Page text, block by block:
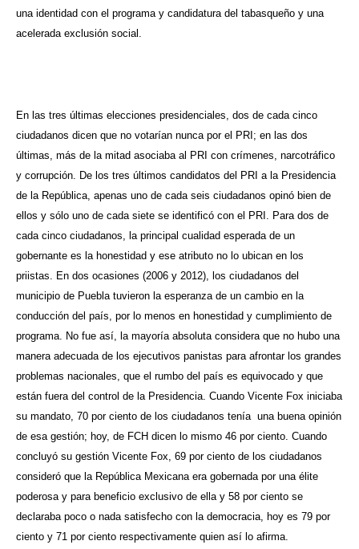
una identidad con el programa y candidatura del tabasqueño y una
acelerada exclusión social.
En las tres últimas elecciones presidenciales, dos de cada cinco
ciudadanos dicen que no votarían nunca por el PRI; en las dos
últimas, más de la mitad asociaba al PRI con crímenes, narcotráfico
y corrupción. De los tres últimos candidatos del PRI a la Presidencia
de la República, apenas uno de cada seis ciudadanos opinó bien de
ellos y sólo uno de cada siete se identificó con el PRI. Para dos de
cada cinco ciudadanos, la principal cualidad esperada de un
gobernante es la honestidad y ese atributo no lo ubican en los
priistas. En dos ocasiones (2006 y 2012), los ciudadanos del
municipio de Puebla tuvieron la esperanza de un cambio en la
conducción del país, por lo menos en honestidad y cumplimiento de
programa. No fue así, la mayoría absoluta considera que no hubo una
manera adecuada de los ejecutivos panistas para afrontar los grandes
problemas nacionales, que el rumbo del país es equivocado y que
están fuera del control de la Presidencia. Cuando Vicente Fox iniciaba
su mandato, 70 por ciento de los ciudadanos tenía una buena opinión
de esa gestión; hoy, de FCH dicen lo mismo 46 por ciento. Cuando
concluyó su gestión Vicente Fox, 69 por ciento de los ciudadanos
consideró que la República Mexicana era gobernada por una élite
poderosa y para beneficio exclusivo de ella y 58 por ciento se
declaraba poco o nada satisfecho con la democracia, hoy es 79 por
ciento y 71 por ciento respectivamente quien así lo afirma.